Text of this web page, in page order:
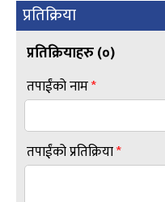
प्रतिक्रिया
प्रतिक्रियाहरु (०)
तपाईंको नाम*
तपाईंको प्रतिक्रिया*